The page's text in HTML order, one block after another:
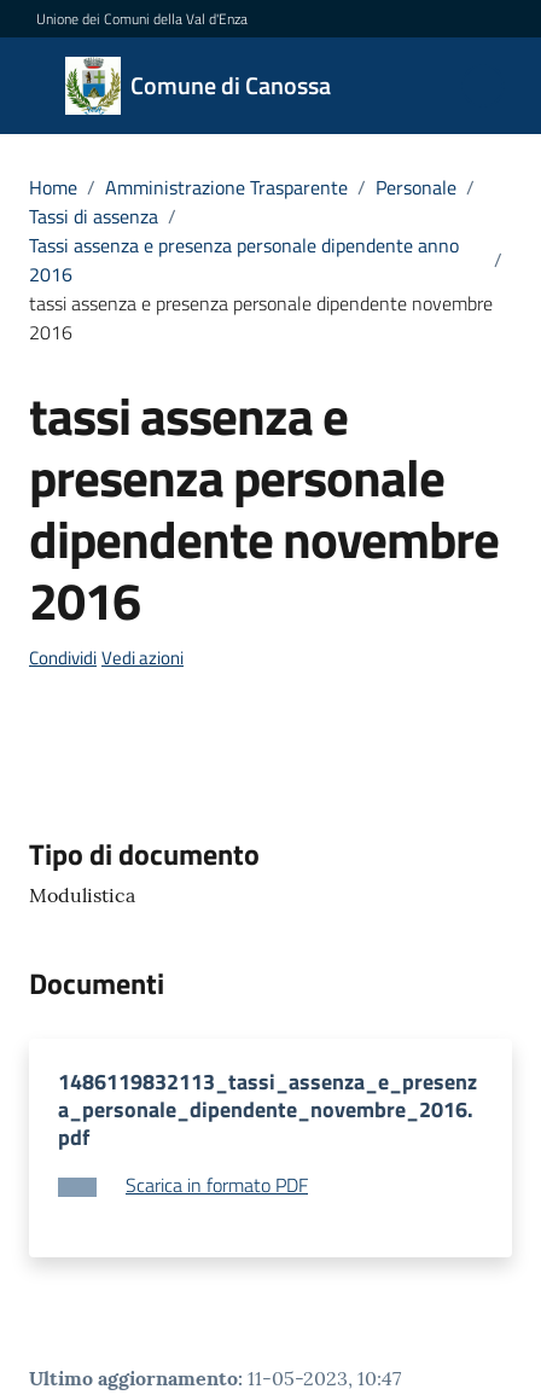
Vai al contenuto
Vai alla navigazione
Vai al footer
Unione dei Comuni della Val d'Enza
Comune di Canossa
Comune
di
Amministrazione
Menu selezionato
Novità
Canossa
a
Tutti
gli
argomenti...
Home / Amministrazione Trasparente / Personale /
Tassi di assenza /
Tassi assenza e presenza personale dipendente anno
2016
/
tassi assenza e presenza personale dipendente novembre
2016
Salta al contenuto
tassi assenza e
presenza personale
dipendente novembre
2016
CondividiVedi azioni
Descrizione
Tipo di documento
Modulistica
Documenti
1486119832113_tassi_assenza_e_presenz
a_personale_dipendente_novembre_2016.
pdf
Scarica in formato PDF
Ultimo aggiornamento: 11-05-2023, 10:47